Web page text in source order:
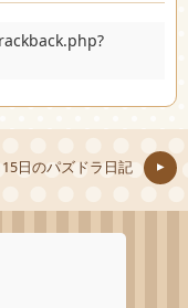
15日のパズドラ日記